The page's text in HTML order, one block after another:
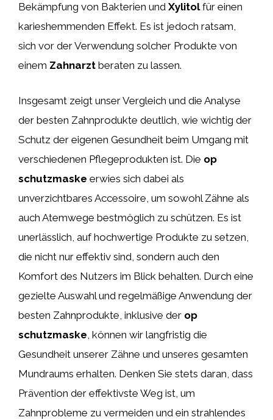
Bekämpfung von Bakterien und Xylitolfür einen
karieshemmenden Effekt. Es ist jedoch ratsam,
sich vor der Verwendung solcher Produkte von
einem Zahnarzt beraten zu lassen.
Insgesamt zeigt unser Vergleich und die Analyse
der besten Zahnprodukte deutlich, wie wichtig der
Schutz der eigenen Gesundheit beim Umgang mit
verschiedenen Pflegeprodukten ist. Die op
schutzmaske erwies sich dabei als
unverzichtbares Accessoire, um sowohl Zähne als
auch Atemwege bestmöglich zu schützen. Es ist
unerlässlich, auf hochwertige Produkte zu setzen,
die nicht nur effektiv sind, sondern auch den
Komfort des Nutzers im Blick behalten. Durch eine
gezielte Auswahl und regelmäßige Anwendung der
besten Zahnprodukte, inklusive der op
schutzmaske , können wir langfristig die
Gesundheit unserer Zähne und unseres gesamten
Mundraums erhalten. Denken Sie stets daran, dass
Prävention der effektivste Weg ist, um
Zahnprobleme zu vermeiden und ein strahlendes